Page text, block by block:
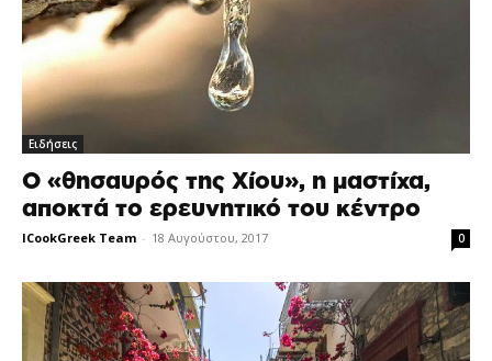
Ειδήσεις
Ο «θησαυρός της Χίου», η μαστίχα,
αποκτά το ερευνητικό του κέντρο
ICookGreek Team - 18 Αυγούστου, 2017 0